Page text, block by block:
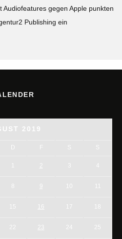
Audiofeatures gegen Apple punkten
Publishing ein
2019
D F S S
1 2 3 4
8 9 10 11
15 16 17 18
22 23 24 25